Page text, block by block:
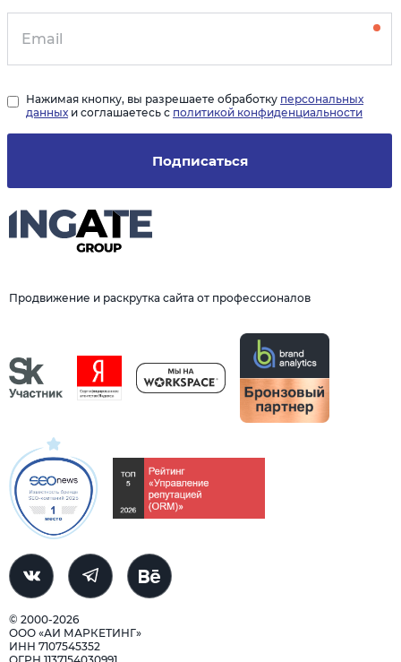
Продвижение и раскрутка сайта от профессионалов
© 2000-2026
ООО «АИ МАРКЕТИНГ»
ИНН 7107545352
Подписаться
Нажимая кнопку, вы разрешаете обработку персональных
данных и соглашаетесь с политикой конфиденциальности